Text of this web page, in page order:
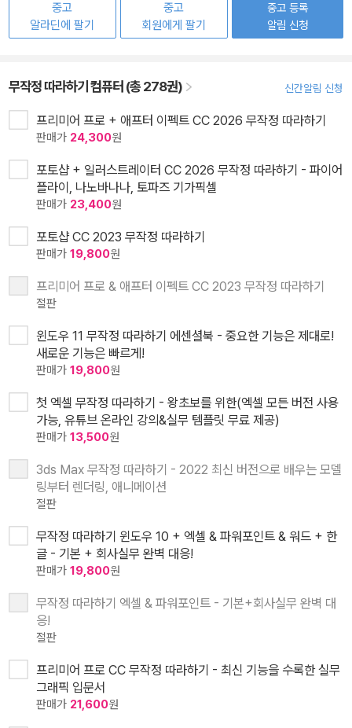
중고
알라딘에 팔기
중고
회원에게 팔기
중고 등록
알림 신청
무작정 따라하기 컴퓨터 (총 278권) 신간알림 신청
프리미어 프로 + 애프터 이펙트 CC 2026 무작정 따라하기
판매가 24,300원
포토샵 + 일러스트레이터 CC 2026 무작정 따라하기 - 파이어
플라이, 나노바나나, 토파즈 기가픽셀
판매가 23,400원
포토샵 CC 2023 무작정 따라하기
판매가 19,800원
프리미어 프로 & 애프터 이펙트 CC 2023 무작정 따라하기
절판
윈도우 11 무작정 따라하기 에센셜북 - 중요한 기능은 제대로!
새로운 기능은 빠르게!
판매가 19,800원
첫 엑셀 무작정 따라하기 - 왕초보를 위한(엑셀 모든 버전 사용
가능, 유튜브 온라인 강의&실무 템플릿 무료 제공)
판매가 13,500원
3ds Max 무작정 따라하기 - 2022 최신 버전으로 배우는 모델
링부터 렌더링, 애니메이션
절판
무작정 따라하기 윈도우 10 + 엑셀 & 파워포인트 & 워드 + 한
글 - 기본 + 회사실무 완벽 대응!
판매가 19,800원
무작정 따라하기 엑셀 & 파워포인트 - 기본+회사실무 완벽 대
응!
절판
프리미어 프로 CC 무작정 따라하기 - 최신 기능을 수록한 실무
그래픽 입문서
판매가 21,600원